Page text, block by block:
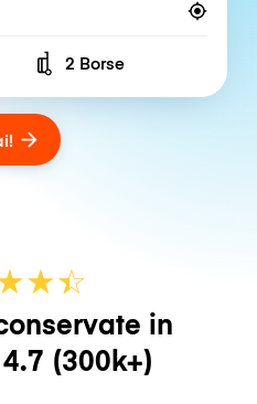
Number of bags
2 Borse
★☆
★
in
4.7 (300k+)